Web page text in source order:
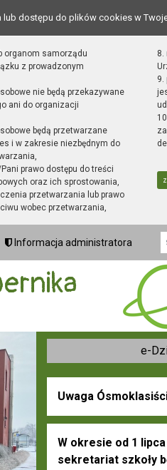
lub dostępu do plików cookies w
organom samorządu
z prowadzonym
nie będą przekazywane
ani do organizacji
będą przetwarzane
i w zakresie niezbędnym do
prawo dostępu do treści
oraz ich sprostowania,
przetwarzania lub prawo
wobec przetwarzania,
8.
9.
Informacja administratora
e-
Uwaga
W okresie od 1
sekretariat szkoły